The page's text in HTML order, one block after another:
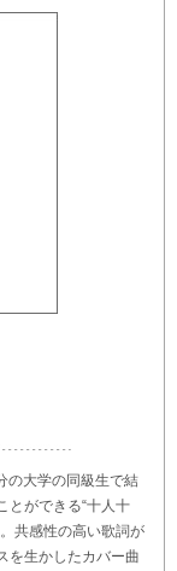
の大学の同級生で結
とができる“十人十
共感性の高い歌詞が
を生かしたカバー曲